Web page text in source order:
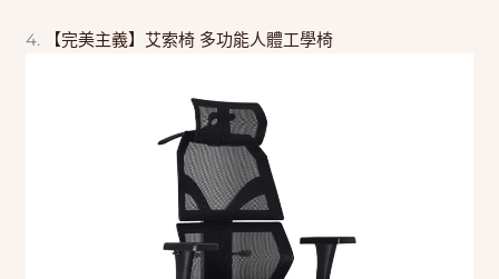
4. 【完美主義】艾索椅 多功能人體工學椅